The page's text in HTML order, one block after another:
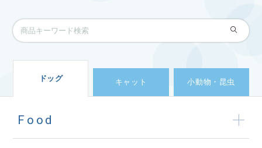
ドッグ キャット 小動物・昆虫
Food